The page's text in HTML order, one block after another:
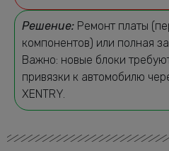
Решение: Ремонт платы
компонентов) или полная
Важно: новые блоки
привязки к автомобилю
XENTRY.